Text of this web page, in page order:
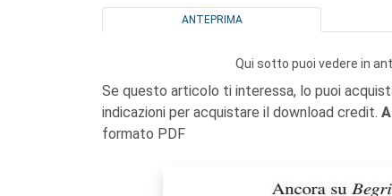
ANTEPRIMA
Qui sotto puoi vedere in
Se questo articolo ti interessa, lo puoi
indicazioni per acquistare il download credit.
formato PDF